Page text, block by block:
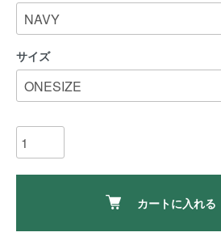
サイズ
カートに入れる